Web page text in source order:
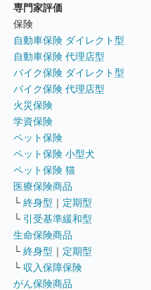
専門家評価
保険
自動車保険 ダイレクト型
自動車保険 代理店型
バイク保険 ダイレクト型
バイク保険 代理店型
火災保険
学資保険
ペット保険
ペット保険 小型犬
ペット保険 猫
医療保険商品
└ 終身型 ｜ 定期型
└ 引受基準緩和型
生命保険商品
└ 終身型 ｜ 定期型
└ 収入保障保険
がん保険商品